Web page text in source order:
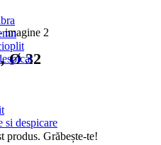
si despicare
Ø 32
produs. Grăbește-te!